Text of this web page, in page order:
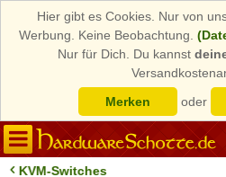
Hier gibt es Cookies. Nur von
Werbung. Keine Beobachtung.
Nur für Dich. Du kannst
Merken
oder
KVM-Switches